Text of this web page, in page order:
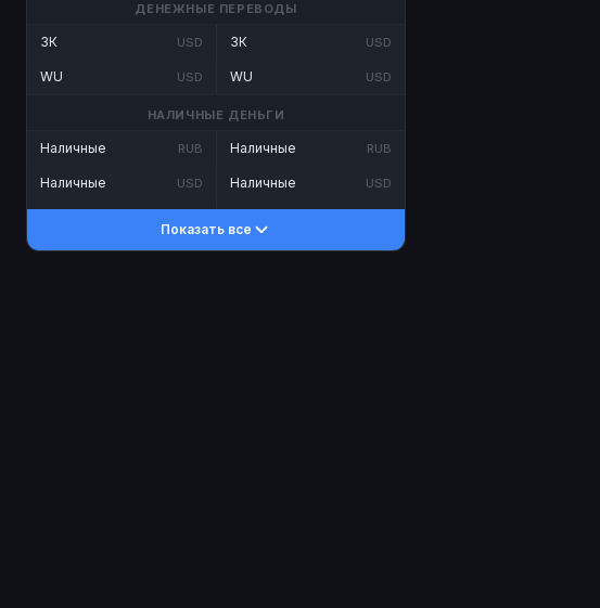
ДЕНЕЖНЫЕ ПЕРЕВОДЫ
ЗК USD
WU USD
ЗК USD
WU USD
НАЛИЧНЫЕ ДЕНЬГИ
Наличные RUB
Наличные USD
Наличные RUB
Наличные USD
Показать все